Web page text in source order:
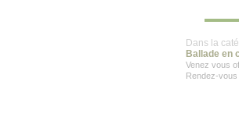
Dans la
Ballade en
Venez vous
Rendez-vous